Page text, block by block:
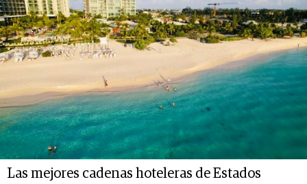
Las mejores cadenas hoteleras de Estados